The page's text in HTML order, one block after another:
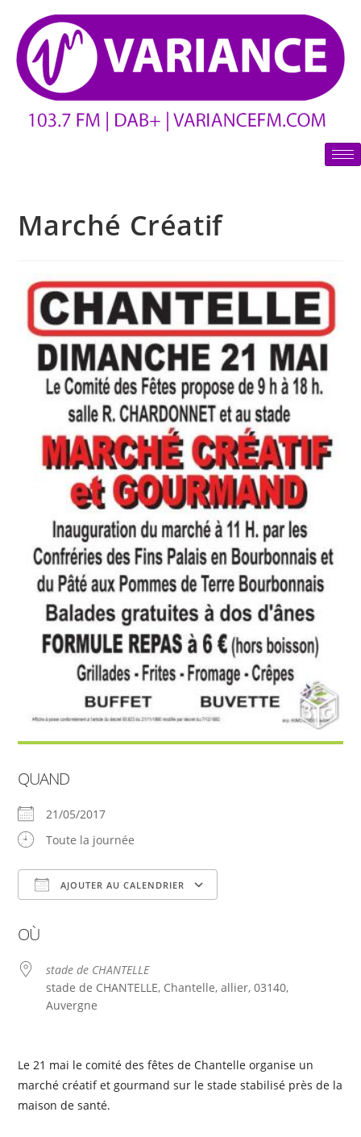
Marché Créatif
QUAND
21/05/2017
Toute la journée
AJOUTER AU CALENDRIER
OÙ
stade de CHANTELLE
stade de CHANTELLE, Chantelle, allier, 03140,
Auvergne
Le 21 mai le comité des fêtes de Chantelle organise un
marché créatif et gourmand sur le stade stabilisé près de la
maison de santé.